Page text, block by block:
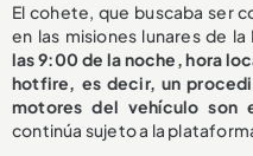
El cohete, que buscaba ser
en las misiones lunares de la
las 9:00 de la noche, hora
hotfire, es decir, un
motores del vehículo son
continúa sujeto a la